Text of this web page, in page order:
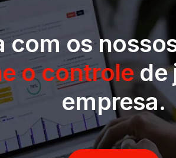
com os
o controle de
empresa.